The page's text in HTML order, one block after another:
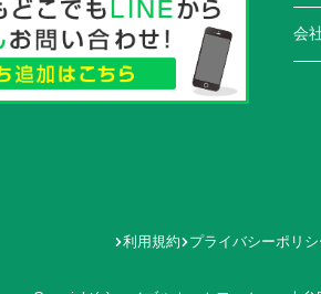
会
利用規約 プライバシーポリシ